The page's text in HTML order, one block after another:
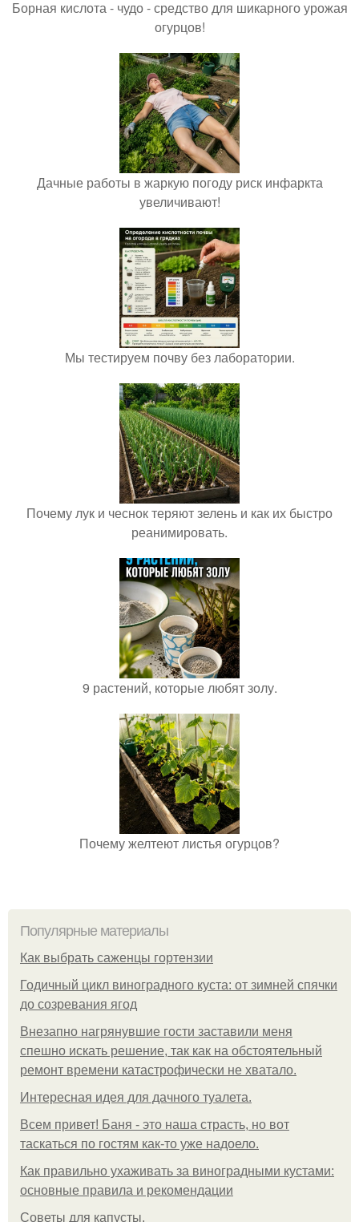
Борная кислота - чудо - средство для шикарного урожая
огурцов!
Дачные работы в жаркую погоду риск инфаркта
увеличивают!
Мы тестируем почву без лаборатории.
Почему лук и чеснок теряют зелень и как их быстро
реанимировать.
9 растений, которые любят золу.
Почему желтеют листья огурцов?
Популярные материалы
Как выбрать саженцы гортензии
Годичный цикл виноградного куста: от зимней спячки
до созревания ягод
Внезапно нагрянувшие гости заставили меня
спешно искать решение, так как на обстоятельный
ремонт времени катастрофически не хватало.
Интересная идея для дачного туалета.
Всем привет! Баня - это наша страсть, но вот
таскаться по гостям как-то уже надоело.
Как правильно ухаживать за виноградными кустами:
основные правила и рекомендации
Советы для капусты.